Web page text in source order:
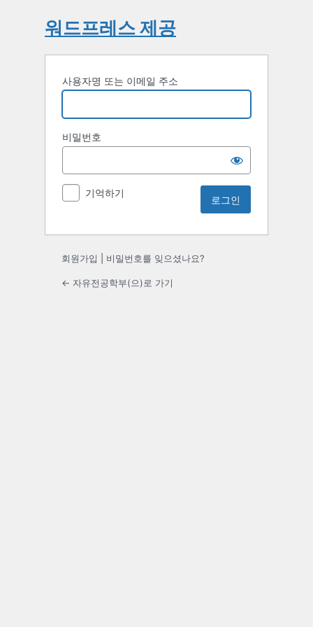
워드프레스 제공
사용자명 또는 이메일 주소
비밀번호
기억하기
회원가입 비밀번호를 잊으셨나요?
← 자유전공학부(으)로 가기